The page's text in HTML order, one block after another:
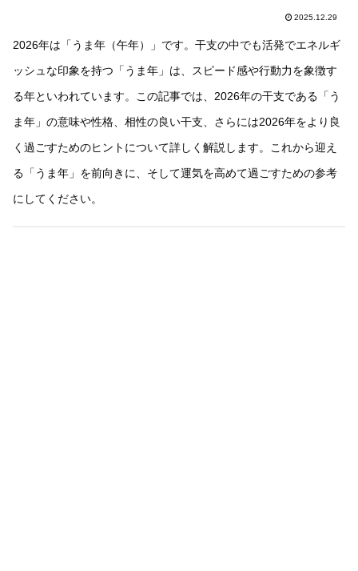
2025.12.29
2026年は「うま年（午年）」です。干支の中でも活発でエネルギ
ッシュな印象を持つ「うま年」は、スピード感や行動力を象徴す
る年といわれています。この記事では、2026年の干支である「う
ま年」の意味や性格、相性の良い干支、さらには2026年をより良
く過ごすためのヒントについて詳しく解説します。これから迎え
る「うま年」を前向きに、そして運気を高めて過ごすための参考
にしてください。